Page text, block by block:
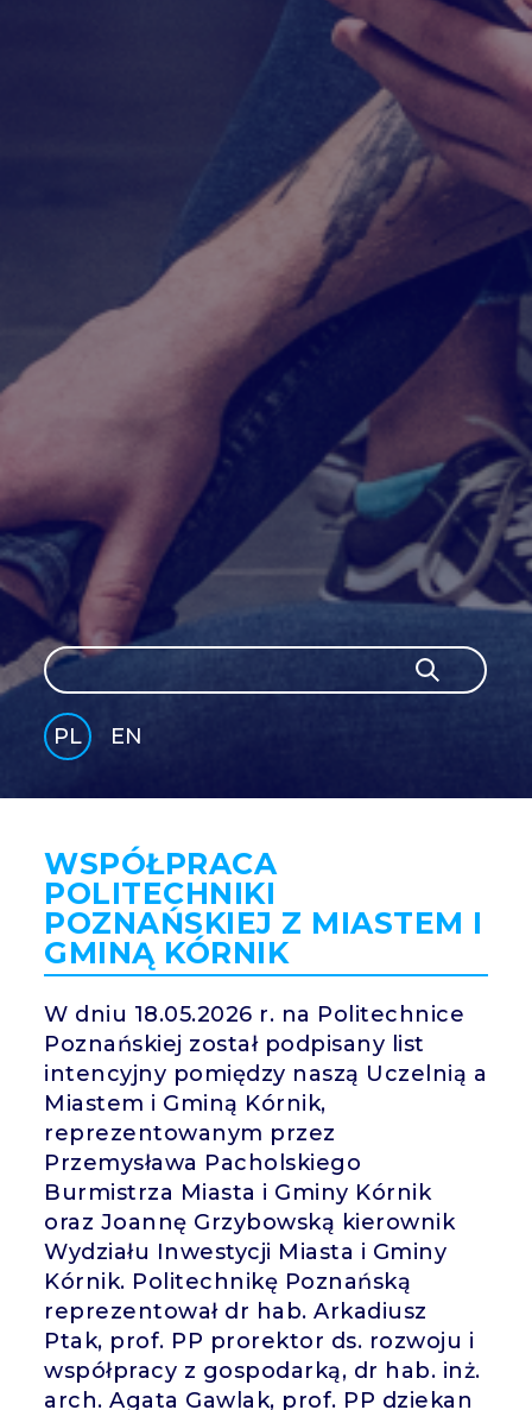
Szukaj
Szukaj
PL
EN
SH
WSPÓŁPRACA
POLITECHNIKI
POZNAŃSKIEJ Z MIASTEM I
GMINĄ KÓRNIK
W dniu 18.05.2026 r. na Politechnice
Poznańskiej został podpisany list
intencyjny pomiędzy naszą Uczelnią a
Miastem i Gminą Kórnik,
reprezentowanym przez
Przemysława Pacholskiego
Burmistrza Miasta i Gminy Kórnik
oraz Joannę Grzybowską kierownik
Wydziału Inwestycji Miasta i Gminy
Kórnik. Politechnikę Poznańską
reprezentował dr hab. Arkadiusz
Ptak, prof. PP prorektor ds. rozwoju i
współpracy z gospodarką, dr hab. inż.
arch. Agata Gawlak, prof. PP dziekan